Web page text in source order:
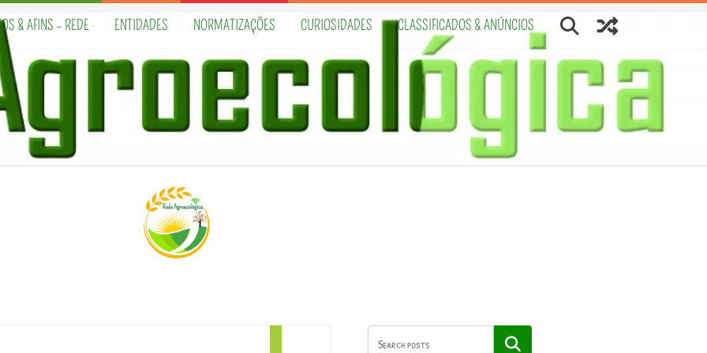
& AFINS – REDE ENTIDADES NORMATIZAÇÕES CURIOSIDADES CLASSIFICADOS & ANÚNCIOS
Pesquisar